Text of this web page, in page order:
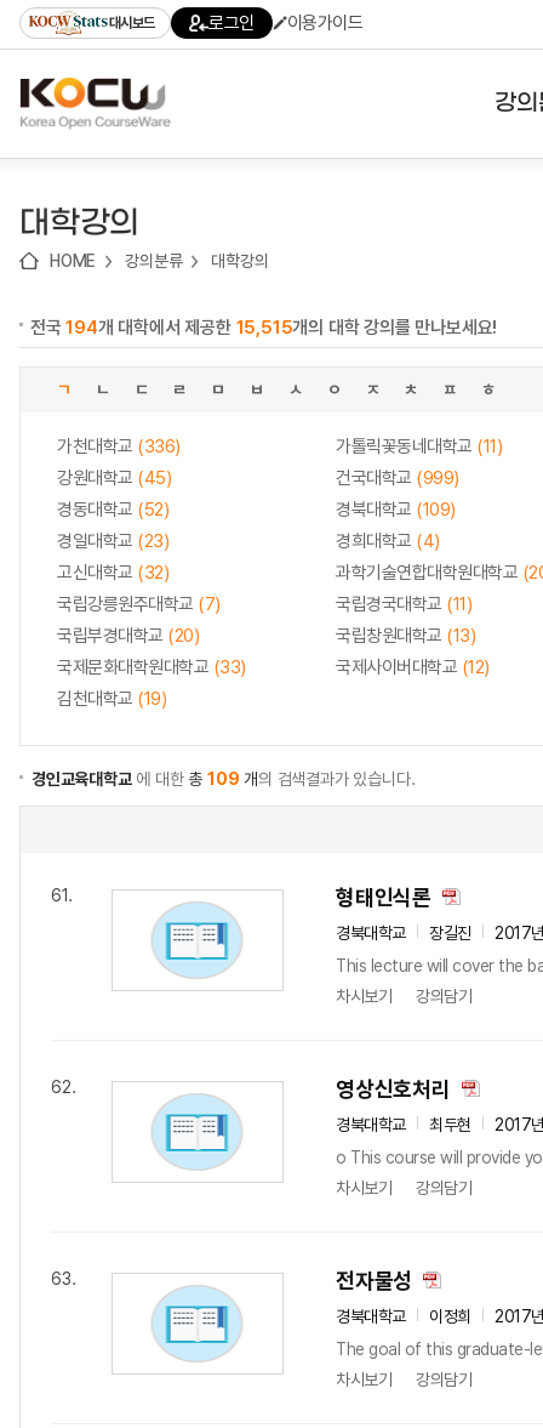
기
기
기
content)
가
대시보드 로그인 이용가이드
강
대학강의
HOME 강의분류 대학강의
전국194개 대학에서 제공한 15,515개의 대학 강의를 만나보세요!
ㄱ ㄴ ㄷ ㄹ ㅁ ㅂ ㅅ ㅇ ㅈ ㅊ ㅍ ㅎ
가천대학교 (336) 가톨릭꽃동네대학교 (11)
강원대학교 (45) 건국대학교 (999)
경동대학교 (52) 경북대학교 (109)
경일대학교 (23) 경희대학교 (4)
고신대학교 (32) 과학기술연합대학원대학교
국립강릉원주대학교 (7) 국립경국대학교 (11)
국립부경대학교 (20) 국립창원대학교 (13)
국제문화대학원대학교 (33) 국제사이버대학교 (12)
김천대학교 (19)
경인교육대학교에 대한총109 개의 검색결과가 있습니다.
61. 형태인식론
경북대학교 장길진
2017
This lecture will cover the
차시보기
강의담기
62. 영상신호처리
경북대학교 최두현
2017
o This course will provide
차시보기
강의담기
63. 전자물성
경북대학교 이정희
2017
The goal of this graduate-
차시보기
강의담기